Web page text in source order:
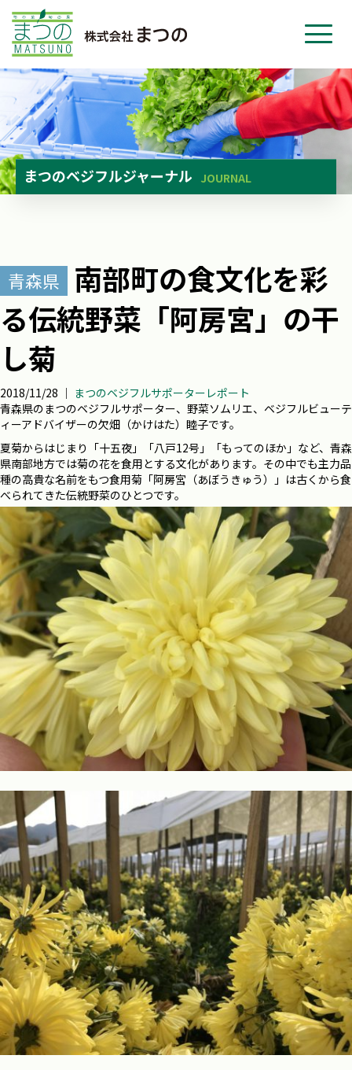
まつのベジフルジャーナル JOURNAL
青森県
南部町の食文化を彩
る伝統野菜「阿房宮」の干
し菊
2018/11/28 ｜ まつのベジフルサポーターレポート
青森県のまつのベジフルサポーター、野菜ソムリエ、ベジフルビューテ
ィーアドバイザーの欠畑（かけはた）睦子です。
夏菊からはじまり「十五夜」「八戸12号」「もってのほか」など、青森
県南部地方では菊の花を食用とする文化があります。その中でも主力品
種の高貴な名前をもつ食用菊「阿房宮（あぼうきゅう）」は古くから食
べられてきた伝統野菜のひとつです。
ホーム
事業紹介
会社紹介
ニュース
お問い合わせ